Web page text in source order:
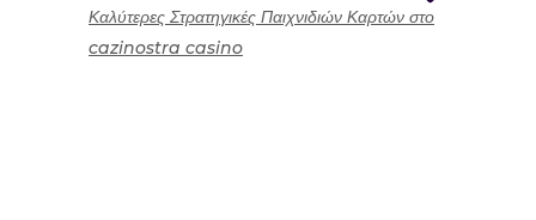
Καλύτερες Στρατηγικές Παιχνιδιών Καρτών στο
cazinostra casino